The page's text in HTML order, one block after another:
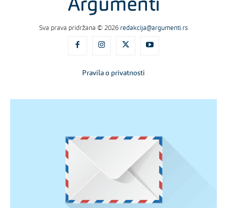
Sva prava pridržana © 2026 redakcija@argumenti.rs
Pravila o privatnosti